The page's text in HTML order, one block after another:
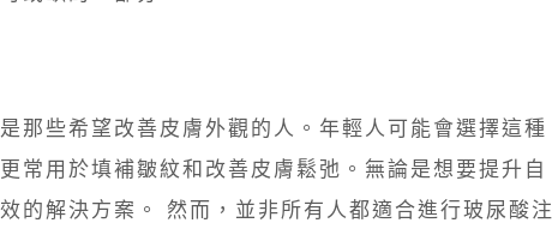
那些希望改善皮膚外觀的人。年輕人可能會選擇這種
常用於填補皺紋和改善皮膚鬆弛。無論是想要提升自
的解決方案。 然而，並非所有人都適合進行玻尿酸注